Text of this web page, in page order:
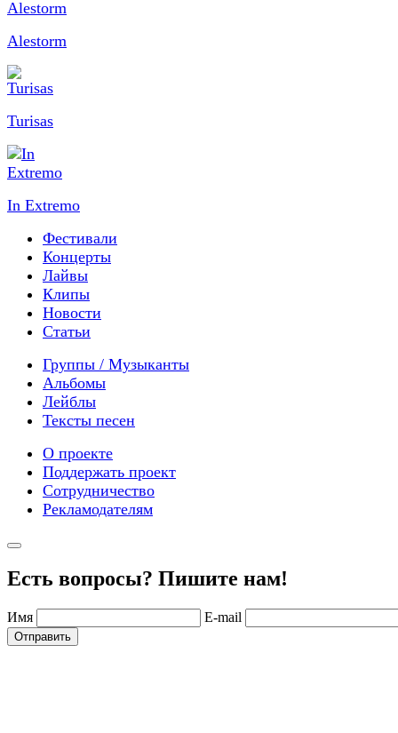
Alestorm
Turisas
In Extremo
Фестивали
Концерты
Лайвы
Клипы
Новости
Статьи
Группы / Музыканты
Альбомы
Лейблы
Тексты песен
О проекте
Поддержать проект
Сотрудничество
Рекламодателям
Есть вопросы? Пишите нам!
Имя E-mail